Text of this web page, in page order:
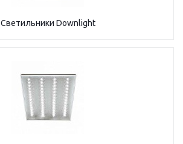
Светильники Downlight